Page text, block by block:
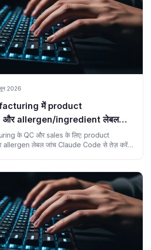
2026
में product
और allergen/ingredient लेबल
Code से तेज़ कैसे करें
के QC और sales के लिए: product
लेबल जांच Claude Code से तेज़ करें।